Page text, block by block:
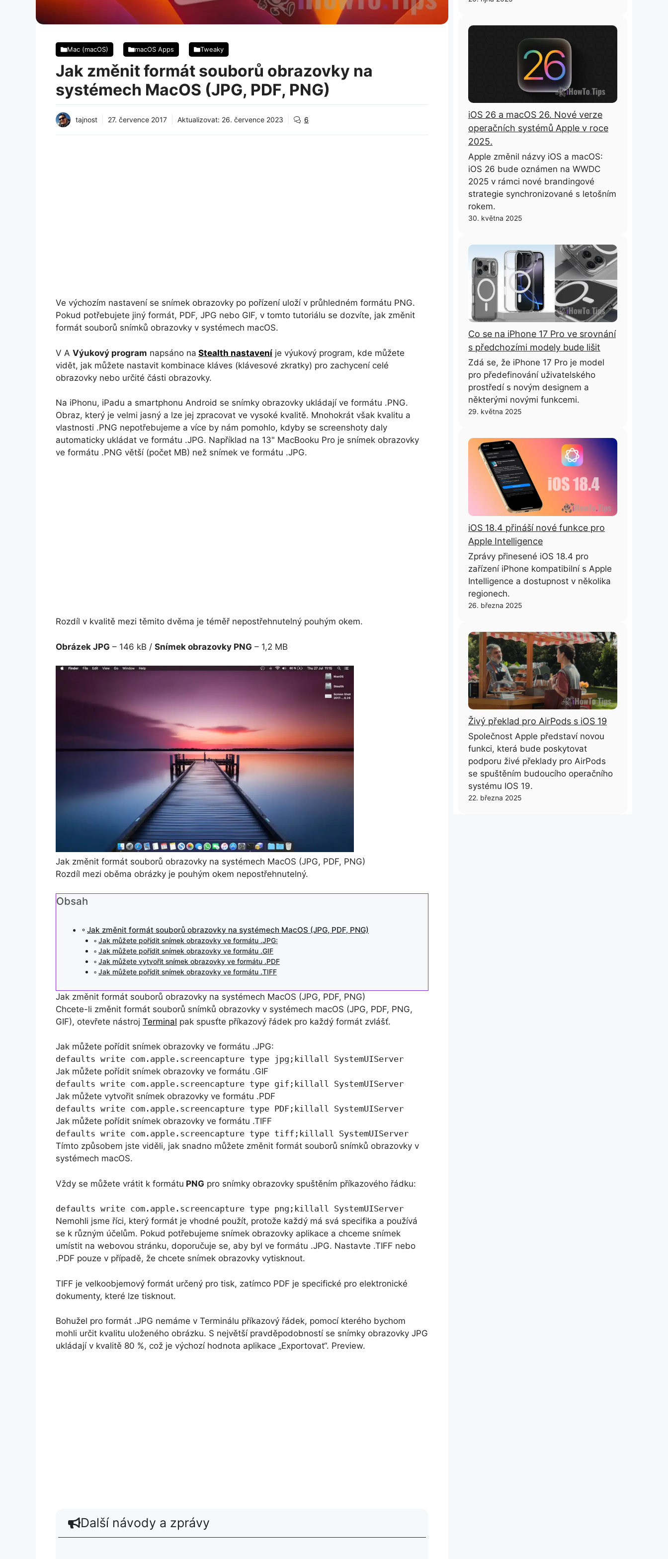
Mac (macOS) macOS Apps Tweaky
Jak změnit formát souborů obrazovky na
systémech MacOS (JPG, PDF, PNG)
tajnost 27. července 2017 Aktualizovat: 26. července 2023 6
Ve výchozím nastavení se snímek obrazovky po pořízení uloží v průhledném formátu PNG.
Pokud potřebujete jiný formát, PDF, JPG nebo GIF, v tomto tutoriálu se dozvíte, jak změnit
formát souborů snímků obrazovky v systémech macOS.
V A Výukový program napsáno na Stealth nastavení je výukový program, kde můžete
vidět, jak můžete nastavit kombinace kláves (klávesové zkratky) pro zachycení celé
obrazovky nebo určité části obrazovky.
Na iPhonu, iPadu a smartphonu Android se snímky obrazovky ukládají ve formátu .PNG.
Obraz, který je velmi jasný a lze jej zpracovat ve vysoké kvalitě. Mnohokrát však kvalitu a
vlastnosti .PNG nepotřebujeme a více by nám pomohlo, kdyby se screenshoty daly
automaticky ukládat ve formátu .JPG. Například na 13" MacBooku Pro je snímek obrazovky
ve formátu .PNG větší (počet MB) než snímek ve formátu .JPG.
Rozdíl v kvalitě mezi těmito dvěma je téměř nepostřehnutelný pouhým okem.
Obrázek JPG – 146 kB / Snímek obrazovky PNG – 1,2 MB
Jak změnit formát souborů obrazovky na systémech MacOS (JPG, PDF, PNG)
Rozdíl mezi oběma obrázky je pouhým okem nepostřehnutelný.
Obsah
Jak změnit formát souborů obrazovky na systémech MacOS (JPG, PDF, PNG)
Jak můžete pořídit snímek obrazovky ve formátu .JPG:
Jak můžete pořídit snímek obrazovky ve formátu .GIF
Jak můžete vytvořit snímek obrazovky ve formátu .PDF
Jak můžete pořídit snímek obrazovky ve formátu .TIFF
Jak změnit formát souborů obrazovky na systémech MacOS (JPG, PDF, PNG)
Chcete-li změnit formát souborů snímků obrazovky v systémech macOS (JPG, PDF, PNG,
GIF), otevřete nástroj Terminal pak spusťte příkazový řádek pro každý formát zvlášť.
Jak můžete pořídit snímek obrazovky ve formátu .JPG:
defaults write com.apple.screencapture type jpg;killall SystemUIServer
Jak můžete pořídit snímek obrazovky ve formátu .GIF
defaults write com.apple.screencapture type gif;killall SystemUIServer
Jak můžete vytvořit snímek obrazovky ve formátu .PDF
defaults write com.apple.screencapture type PDF;killall SystemUIServer
Jak můžete pořídit snímek obrazovky ve formátu .TIFF
defaults write com.apple.screencapture type tiff;killall SystemUIServer
Tímto způsobem jste viděli, jak snadno můžete změnit formát souborů snímků obrazovky v
systémech macOS.
Vždy se můžete vrátit k formátu PNG pro snímky obrazovky spuštěním příkazového řádku:
defaults write com.apple.screencapture type png;killall SystemUIServer
Nemohli jsme říci, který formát je vhodné použít, protože každý má svá specifika a používá
se k různým účelům. Pokud potřebujeme snímek obrazovky aplikace a chceme snímek
umístit na webovou stránku, doporučuje se, aby byl ve formátu .JPG. Nastavte .TIFF nebo
.PDF pouze v případě, že chcete snímek obrazovky vytisknout.
TIFF je velkoobjemový formát určený pro tisk, zatímco PDF je specifické pro elektronické
dokumenty, které lze tisknout.
Bohužel pro formát .JPG nemáme v Terminálu příkazový řádek, pomocí kterého bychom
mohli určit kvalitu uloženého obrázku. S největší pravděpodobností se snímky obrazovky JPG
ukládají v kvalitě 80 %, což je výchozí hodnota aplikace „Exportovat“. Preview.
Další návody a zprávy
iOS 26 a macOS 26. Nové verze
operačních systémů Apple v roce
2025.
Apple změnil názvy iOS a macOS:
iOS 26 bude oznámen na WWDC
2025 v rámci nové brandingové
strategie synchronizované s letošním
rokem.
30. května 2025
Co se na iPhone 17 Pro ve srovnání
s předchozími modely bude lišit
Zdá se, že iPhone 17 Pro je model
pro předefinování uživatelského
prostředí s novým designem a
některými novými funkcemi.
29. května 2025
iOS 18.4 přináší nové funkce pro
Apple Intelligence
Zprávy přinesené iOS 18.4 pro
zařízení iPhone kompatibilní s Apple
Intelligence a dostupnost v několika
regionech.
26. března 2025
Živý překlad pro AirPods s iOS 19
Společnost Apple představí novou
funkci, která bude poskytovat
podporu živé překlady pro AirPods
se spuštěním budoucího operačního
systému IOS 19.
22. března 2025